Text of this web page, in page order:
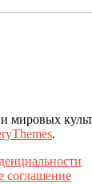
мировых
.
соглашение